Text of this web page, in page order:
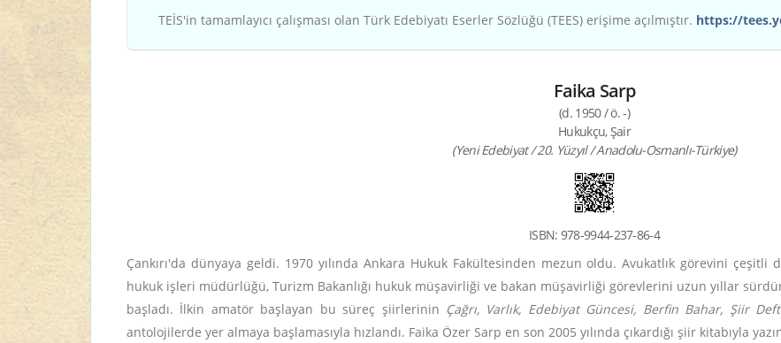
TEİS'in tamamlayıcı çalışması olan Türk Edebiyatı Eserler Sözlüğü (TEES) erişime açılmıştır. https://
Faika Sarp
(d. 1950 / ö. -)
Hukukçu, Şair
(Yeni Edebiyat / 20. Yüzyıl / Anadolu-Osmanlı-Türkiye)
ISBN: 978-9944-237-86-4
Çankırı'da dünyaya geldi. 1970 yılında Ankara Hukuk Fakültesinden mezun oldu. Avukatlık görevini çeşitli
hukuk işleri müdürlüğü, Turizm Bakanlığı hukuk müşavirliği ve bakan müşavirliği görevlerini uzun yıllar
başladı. İlkin amatör başlayan bu süreç şiirlerinin Çağrı, Varlık, Edebiyat Güncesi, Berfin Bahar, Şiir
antolojilerde yer almaya başlamasıyla hızlandı. Faika Özer Sarp en son 2005 yılında çıkardığı şiir kitabıyla